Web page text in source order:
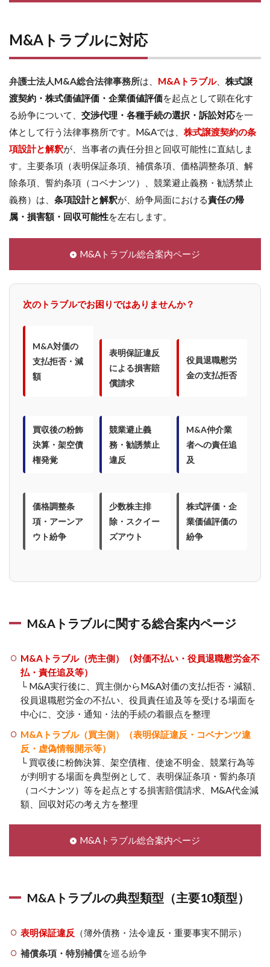
M&Aトラブルに対応
弁護士法人M&A総合法律事務所は、 M&Aトラブル、 株式譲
渡契約・株式価値評価・企業価値評価を起点として顕在化す
る紛争について、 交渉代理・各種手続の選択・訴訟対応を一
体として行う法律事務所です。M&Aでは、 株式譲渡契約の条
項設計と解釈が、当事者の責任分担と回収可能性に直結しま
す。主要条項（表明保証条項、補償条項、価格調整条項、解
除条項、誓約条項（コベナンツ）、競業避止義務・勧誘禁止
義務）は、 条項設計と解釈が、紛争局面における責任の帰
属・損害額・回収可能性を左右します。
M&Aトラブル総合案内ページ
次のトラブルでお困りではありませんか？
M&A対価の
支払拒否・減
額
表明保証違反
による損害賠
償請求
役員退職慰労
金の支払拒否
買収後の粉飾
決算・架空債
権発覚
競業避止義
務・勧誘禁止
違反
M&A仲介業
者への責任追
及
価格調整条
項・アーンア
ウト紛争
少数株主排
除・スクイー
ズアウト
株式評価・企
業価値評価の
紛争
M&Aトラブルに関する総合案内ページ
M&Aトラブル（売主側）（対価不払い・役員退職慰労金不
払・責任追及等）
└ M&A実行後に、買主側からM&A対価の支払拒否・減額、
役員退職慰労金の不払い、役員責任追及等を受ける場面を
中心に、交渉・通知・法的手続の着眼点を整理
M&Aトラブル（買主側）（表明保証違反・コベナンツ違
反・虚偽情報開示等）
└ 買収後に粉飾決算、架空債権、使途不明金、競業行為等
が判明する場面を典型例として、表明保証条項・誓約条項
（コベナンツ）等を起点とする損害賠償請求、M&A代金減
額、回収対応の考え方を整理
M&Aトラブル総合案内ページ
M&Aトラブルの典型類型（主要10類型）
表明保証違反 （簿外債務・法令違反・重要事実不開示）
補償条項・特別補償を巡る紛争